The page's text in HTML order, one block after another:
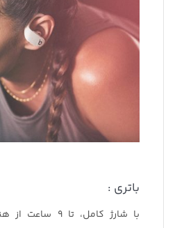
باتری :